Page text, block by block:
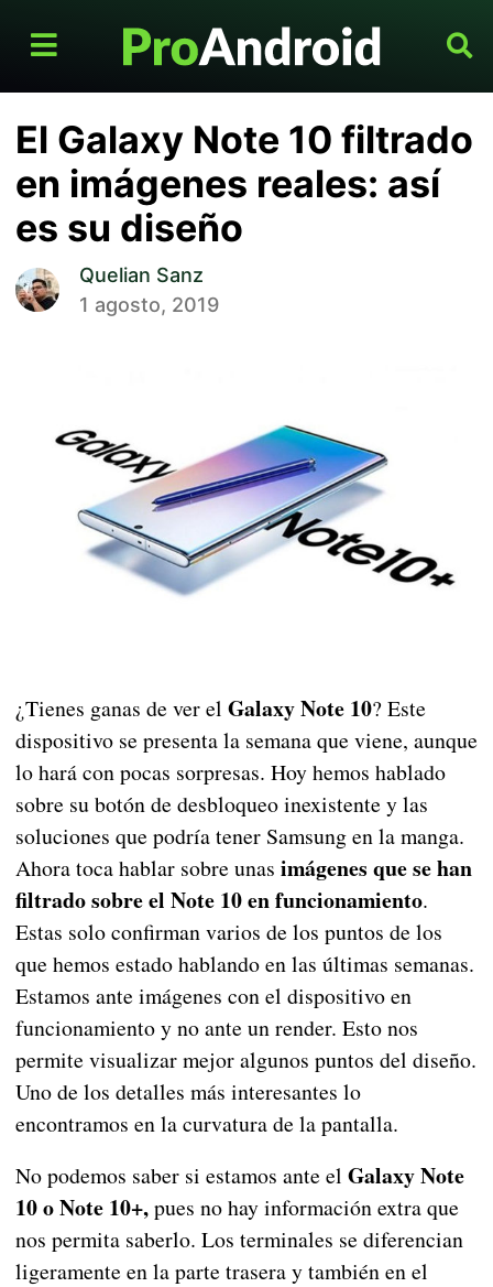
El Galaxy Note 10 filtrado
en imágenes reales: así
es su diseño
Quelian Sanz
1 agosto, 2019
¿Tienes ganas de ver el Galaxy Note 10? Este
dispositivo se presenta la semana que viene, aunque
lo hará con pocas sorpresas. Hoy hemos hablado
sobre su botón de desbloqueo inexistente y las
soluciones que podría tener Samsung en la manga.
Ahora toca hablar sobre unas imágenes que se han
filtrado sobre el Note 10 en funcionamiento.
Estas solo confirman varios de los puntos de los
que hemos estado hablando en las últimas semanas.
Estamos ante imágenes con el dispositivo en
funcionamiento y no ante un render. Esto nos
permite visualizar mejor algunos puntos del diseño.
Uno de los detalles más interesantes lo
encontramos en la curvatura de la pantalla.
No podemos saber si estamos ante el Galaxy Note
10 o Note 10+,pues no hay información extra que
nos permita saberlo. Los terminales se diferencian
ligeramente en la parte trasera y también en el